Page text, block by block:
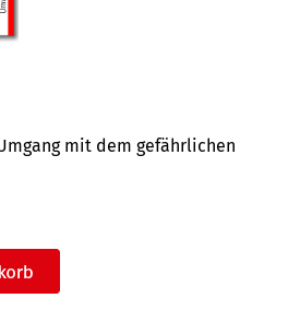
mit dem ge­fähr­lichen